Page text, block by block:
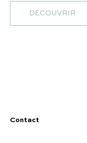
DÉCOUVRIR
Contact